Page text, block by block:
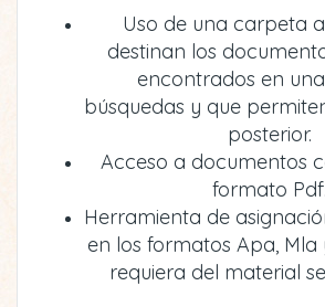
Uso de una carpeta
destinan los
encontrados en
búsquedas y que
posterior.
Acceso a documentos
formato Pdf.
Herramienta de
en los formatos Apa, Mla
requiera del material